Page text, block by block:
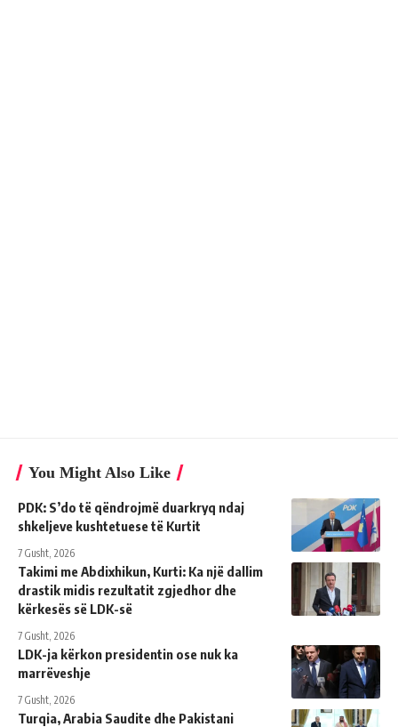
You Might Also Like
PDK: S’do të qëndrojmë duarkryq ndaj
shkeljeve kushtetuese të Kurtit
7 Gusht, 2026
Takimi me Abdixhikun, Kurti: Ka një dallim
drastik midis rezultatit zgjedhor dhe
kërkesës së LDK-së
7 Gusht, 2026
LDK-ja kërkon presidentin ose nuk ka
marrëveshje
7 Gusht, 2026
Turqia, Arabia Saudite dhe Pakistani